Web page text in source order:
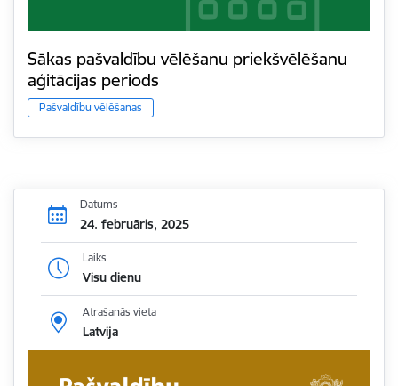
Sākas pašvaldību vēlēšanu priekšvēlēšanu
aģitācijas periods
Pašvaldību vēlēšanas
Datums
24. februāris, 2025
Laiks
Visu dienu
Atrašanās vieta
Latvija